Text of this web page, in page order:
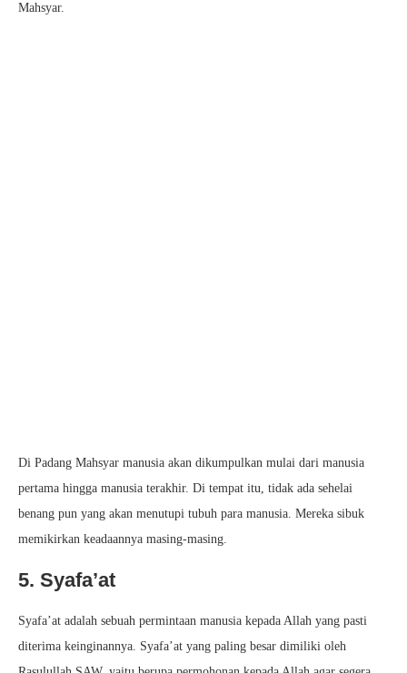
Mahsyar.
Di Padang Mahsyar manusia akan dikumpulkan mulai dari manusia
pertama hingga manusia terakhir. Di tempat itu, tidak ada sehelai
benang pun yang akan menutupi tubuh para manusia. Mereka sibuk
memikirkan keadaannya masing-masing.
5. Syafa’at
Syafa’at adalah sebuah permintaan manusia kepada Allah yang pasti
diterima keinginannya. Syafa’at yang paling besar dimiliki oleh